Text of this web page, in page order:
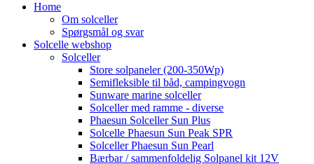
Home
Om solceller
Spørgsmål og svar
Solcelle webshop
Solceller
Store solpaneler (200-350Wp)
Semifleksible til båd, campingvogn
Sunware marine solceller
Solceller med ramme - diverse
Phaesun Solceller Sun Plus
Solcelle Phaesun Sun Peak SPR
Solceller Phaesun Sun Pearl
Bærbar / sammenfoldelig Solpanel kit 12V